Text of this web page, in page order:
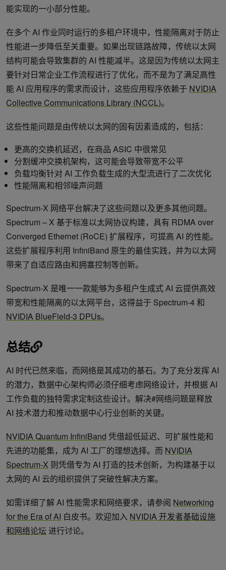
能实现的一小部分性能。
在多个 AI 作业同时运行的多租户环境中，性能隔离对于防止
性能进一步降低至关重要。如果出现链路故障，传统以太网
结构可能会导致集群的 AI 性能减半。这是因为传统以太网主
要针对日常企业工作流程进行了优化，而不是为了满足高性
能 AI 应用程序的需求而设计，这些应用程序依赖于 NVIDIA
Collective Communications Library (NCCL)。
这些性能问题是由传统以太网的固有因素造成的，包括：
更高的交换机延迟，在商品 ASIC 中很常见
分割缓冲交换机架构，这可能会导致带宽不公平
负载均衡针对 AI 工作负载生成的大型流进行了二次优化
性能隔离和相邻噪声问题
Spectrum-X 网络平台解决了这些问题以及更多其他问题。
Spectrum – X 基于标准以太网协议构建，具有 RDMA over
Converged Ethernet (RoCE) 扩展程序，可提高 AI 的性能。
这些扩展程序利用 InfiniBand 原生的最佳实践，并为以太网
带来了自适应路由和拥塞控制等创新。
Spectrum-X 是唯一一款能够为多租户生成式 AI 云提供高效
带宽和性能隔离的以太网平台，这得益于 Spectrum-4 和
NVIDIA BlueField-3 DPUs。
总结
AI 时代已然来临，而网络是其成功的基石。为了充分发挥 AI
的潜力，数据中心架构师必须仔细考虑网络设计，并根据 AI
工作负载的独特需求定制这些设计。解决#网络问题是释放
AI 技术潜力和推动数据中心行业创新的关键。
NVIDIA Quantum InfiniBand 凭借超低延迟、可扩展性能和
先进的功能集，成为 AI 工厂的理想选择。而 NVIDIA
Spectrum-X 则凭借专为 AI 打造的技术创新，为构建基于以
太网的 AI 云的组织提供了突破性解决方案。
如需详细了解 AI 性能需求和网络要求，请参阅 Networking
for the Era of AI 白皮书。欢迎加入 NVIDIA 开发者基础设施
和网络论坛 进行讨论。